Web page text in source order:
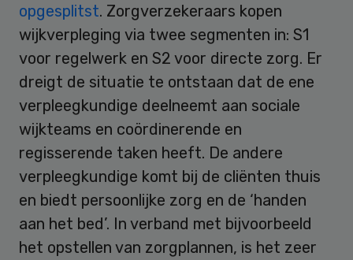
opgesplitst. Zorgverzekeraars kopen
wijkverpleging via twee segmenten in: S1
voor regelwerk en S2 voor directe zorg. Er
dreigt de situatie te ontstaan dat de ene
verpleegkundige deelneemt aan sociale
wijkteams en coördinerende en
regisserende taken heeft. De andere
verpleegkundige komt bij de cliënten thuis
en biedt persoonlijke zorg en de ‘handen
aan het bed’. In verband met bijvoorbeeld
het opstellen van zorgplannen, is het zeer